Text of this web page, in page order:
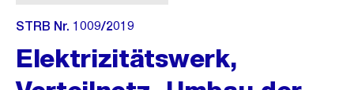
STRB Nr. 1009/2019
Elektrizitätswerk,